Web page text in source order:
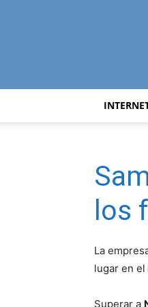
los
La
lugar en el
Superar a